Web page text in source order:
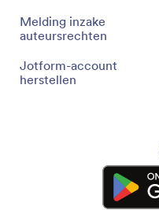
Melding inzake
auteursrechten
Jotform-account
herstellen